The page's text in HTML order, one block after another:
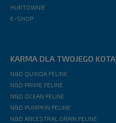
HURTOWNIE
E-SHOP
KARMA DLA TWOJEGO KOTA
N&D QUINOA FELINE
N&D PRIME FELINE
N&D OCEAN FELINE
N&D PUMPKIN FELINE
N&D ANCESTRAL GRAIN FELINE